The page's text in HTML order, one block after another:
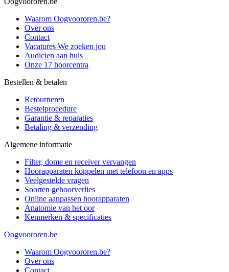
Waarom Oogvoororen.be?
Over ons
Contact
Vacatures We zoeken jou
Audicien aan huis
Onze 17 hoorcentra
Bestellen & betalen
Retourneren
Bestelprocedure
Garantie & reparaties
Betaling & verzending
Algemene informatie
Filter, dome en receiver vervangen
Hoorapparaten koppelen met telefoon en apps
Veelgestelde vragen
Soorten gehoorverlies
Online aanpassen hoorapparaten
Anatomie van het oor
Kenmerken & specificaties
Oogvoororen.be
Waarom Oogvoororen.be?
Over ons